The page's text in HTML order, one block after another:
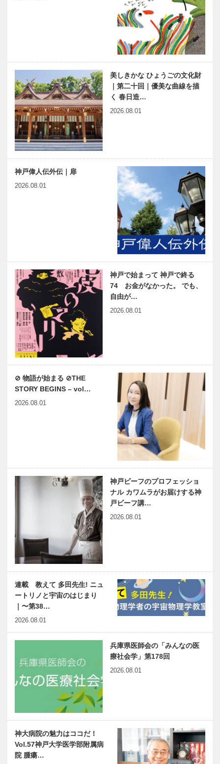
美しきかな ひょうごの文化財
｜第二十回｜優美な曲線を描
く 春日造…
2026.08.01
神戸偉人伝外伝｜扉
2026.08.01
神戸で始まって 神戸で終る
74 お金がなかった。 でも、
自由が…
2026.08.01
⊘ 物語が始まる ⊘THE
STORY BEGINS – vol…
2026.08.01
神戸ビーフのプロフェッショ
ナル カワムラがお届けする神
戸ビーフ講…
2026.08.01
連載 教えて 多田先生! ニュ
ートリノと宇宙のはじまり
｜〜第38…
2026.08.01
兵庫県医師会の「みんなの医
療社会学」第178回
2026.08.01
神大病院の魅力はココだ！
Vol.57神戸大学医学部附属病
院 腫瘍…